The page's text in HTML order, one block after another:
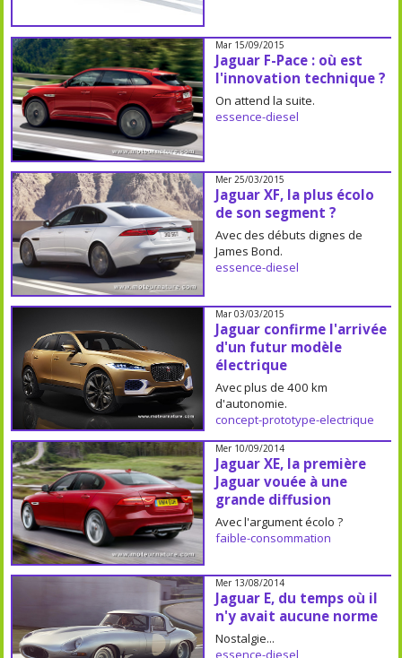
Mar 15/09/2015
Jaguar F-Pace : où est
l'innovation technique ?
On attend la suite.
essence-diesel
Mer 25/03/2015
Jaguar XF, la plus écolo
de son segment ?
Avec des débuts dignes de
James Bond.
essence-diesel
Mar 03/03/2015
Jaguar confirme l'arrivée
d'un futur modèle
électrique
Avec plus de 400 km
d'autonomie.
concept-prototype-electrique
Mer 10/09/2014
Jaguar XE, la première
Jaguar vouée à une
grande diffusion
Avec l'argument écolo ?
faible-consommation
Mer 13/08/2014
Jaguar E, du temps où il
n'y avait aucune norme
Nostalgie...
essence-diesel